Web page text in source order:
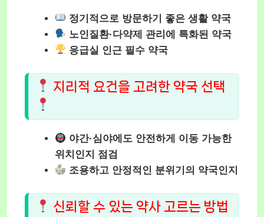
정기적으로 방문하기 좋은 생활 약국
노인질환·다약제 관리에 특화된 약국
응급실 인근 필수 약국
지리적 요건을 고려한 약국 선택
야간·심야에도 안전하게 이동 가능한
위치인지 점검
조용하고 안정적인 분위기의 약국인지
신뢰할 수 있는 약사 고르는 방법